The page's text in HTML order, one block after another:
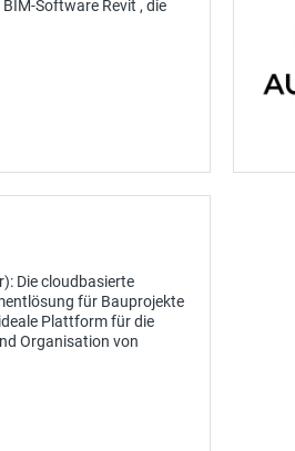
Software Revit , die
Die cloudbasierte
für Bauprojekte
Plattform für die
Organisation von